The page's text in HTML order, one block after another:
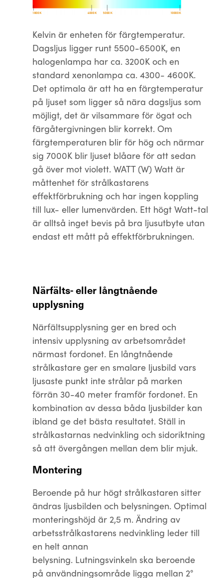
Kelvin är enheten för färgtemperatur.
Dagsljus ligger runt 5500-6500K, en
halogenlampa har ca. 3200K och en
standard xenonlampa ca. 4300- 4600K.
Det optimala är att ha en färgtemperatur
på ljuset som ligger så nära dagsljus som
möjligt, det är vilsammare för ögat och
färgåtergivningen blir korrekt. Om
färgtemperaturen blir för hög och närmar
sig 7000K blir ljuset blåare för att sedan
gå över mot violett. WATT (W) Watt är
måttenhet för strålkastarens
effektförbrukning och har ingen koppling
till lux- eller lumenvärden. Ett högt Watt-tal
är alltså inget bevis på bra ljusutbyte utan
endast ett mått på effektförbrukningen.
Närfälts- eller långtnående
upplysning
Närfältsupplysning ger en bred och
intensiv upplysning av arbetsområdet
närmast fordonet. En långtnående
strålkastare ger en smalare ljusbild vars
ljusaste punkt inte strålar på marken
förrän 30-40 meter framför fordonet. En
kombination av dessa båda ljusbilder kan
ibland ge det bästa resultatet. Ställ in
strålkastarnas nedvinkling och sidoriktning
så att övergången mellan dem blir mjuk.
Montering
Beroende på hur högt strålkastaren sitter
ändras ljusbilden och belysningen. Optimal
monteringshöjd är 2,5 m. Ändring av
arbetsstrålkastarens nedvinkling leder till
en helt annan
belysning. Lutningsvinkeln ska beroende
på användningsområde ligga mellan 2°